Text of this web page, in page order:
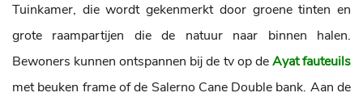
Tuinkamer, die wordt gekenmerkt door groene tinten en
grote raampartijen die de natuur naar binnen halen.
Bewoners kunnen ontspannen bij de tv op deAyat fauteuils
met beuken frame of de Salerno Cane Double bank. Aan de